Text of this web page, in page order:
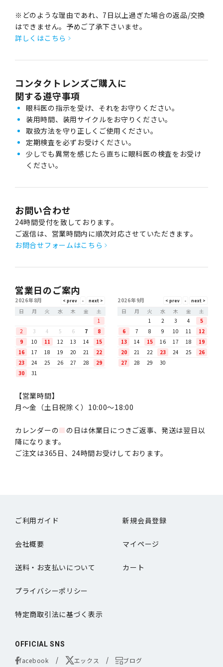
※どのような理由であれ、7日以上過ぎた場合の返品/交換
はできません。予めご了承下さいませ。
詳しくはこちら
コンタクトレンズご購入に
関する遵守事項
眼科医の指示を受け、それをお守りください。
装用時間、装用サイクルをお守りください。
取扱方法を守り正しくご使用ください。
定期検査を必ずお受けください。
少しでも異常を感じたら直ちに眼科医の検査をお受け
ください。
お問い合わせ
24時間受付を致しております。
ご返信は、営業時間内に順次対応させていただきます。
お問合せフォームはこちら
営業日のご案内
2026年8月
日
月 火 水 木 金
土
1
2
3 4 5 6 7
8
9
10 11 12 13 14
15
16
17 18 19 20 21
22
23
24 25 26 27 28
29
30
31
2026年9月
日
月 火 水 木 金
土
1
2 3 4
5
6
7 8 9 10 11
12
13
14 15 16 17 18
19
20
21 22 23 24 25
26
27
28 29 30
【営業時間】
月〜金（土日祝除く）10:00～18:00
カレンダーの■ の日は休業日につきご返事、発送は翌日以
降になります。
ご注文は365日、24時間お受けしております。
ご利用ガイド 新規会員登録
会社概要 マイページ
送料・お支払いについて カート
プライバシーポリシー
特定商取引法に基づく表示
OFFICIAL SNS
facebook エックス ブログ